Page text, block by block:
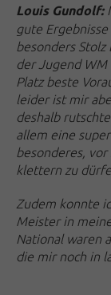
Louis Gundolf:
gute
besonders
der Jugend
Platz beste
leider ist mir
deshalb
allem eine
besonderes,
klettern zu
Zudem konnte
Meister in
National waren
die mir noch in